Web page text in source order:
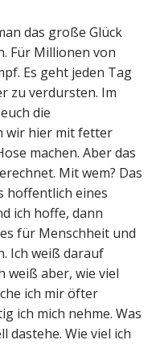
das große Glück
Für Millionen von
Es geht jeden Tag
zu verdursten. Im
die
wir hier mit fetter
machen. Aber das
Mit wem? Das
hoffentlich eines
ich hoffe, dann
für Menschheit und
Ich weiß darauf
weiß aber, wie viel
ich mir öfter
ich mich nehme. Was
dastehe. Wie viel ich